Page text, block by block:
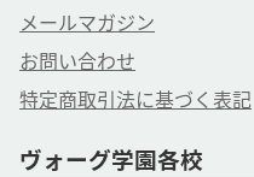
メールマガジン
お問い合わせ
特定商取引法に基づく表記
ヴォーグ学園各校